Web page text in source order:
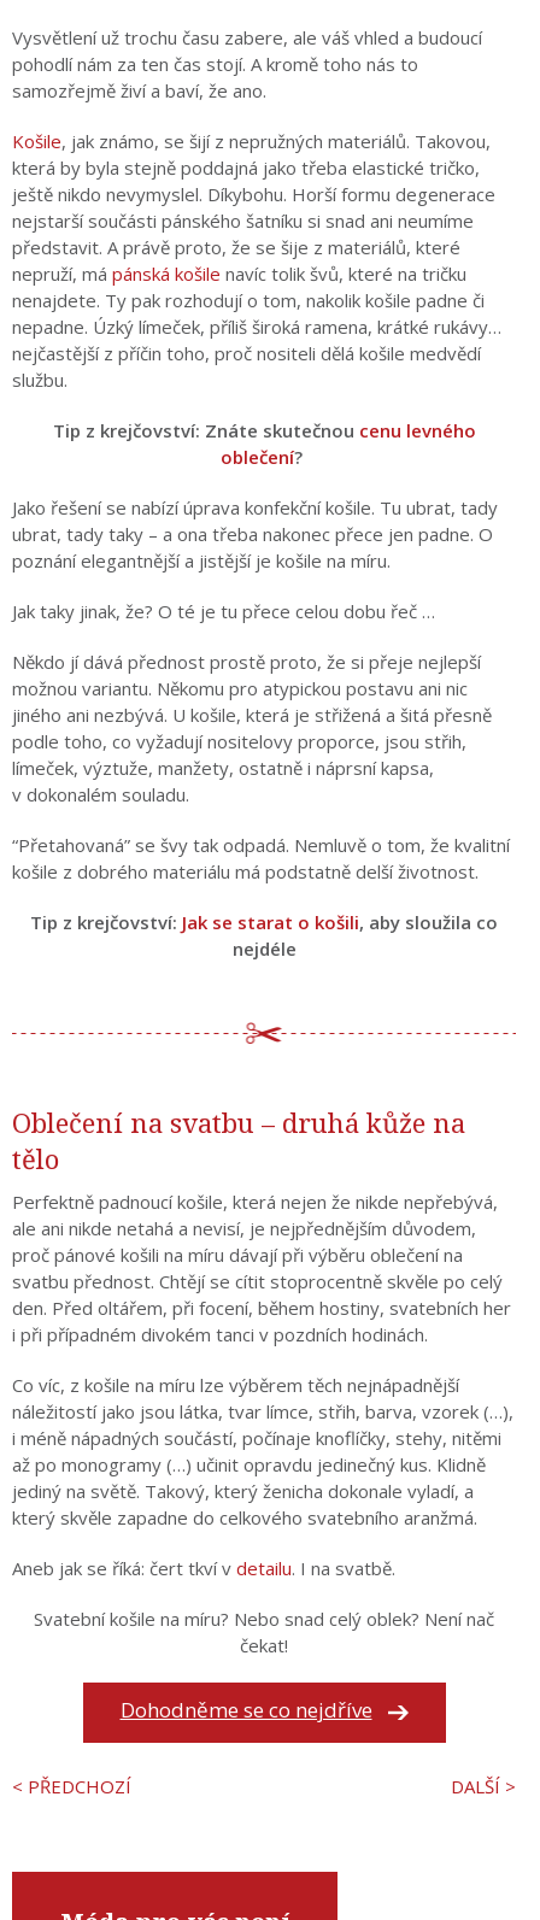
Vysvětlení už trochu času zabere, ale váš vhled a budoucí
pohodlí nám za ten čas stojí. A kromě toho nás to
samozřejmě živí a baví, že ano.
Košile, jak známo, se šijí z nepružných materiálů. Takovou,
která by byla stejně poddajná jako třeba elastické tričko,
ještě nikdo nevymyslel. Díkybohu. Horší formu degenerace
nejstarší součásti pánského šatníku si snad ani neumíme
představit. A právě proto, že se šije z materiálů, které
nepruží, má pánská košile navíc tolik švů, které na tričku
nenajdete. Ty pak rozhodují o tom, nakolik košile padne či
nepadne. Úzký límeček, příliš široká ramena, krátké rukávy…
nejčastější z příčin toho, proč nositeli dělá košile medvědí
službu.
Tip z krejčovství: Znáte skutečnou cenu levného
oblečení?
Jako řešení se nabízí úprava konfekční košile. Tu ubrat, tady
ubrat, tady taky – a ona třeba nakonec přece jen padne. O
poznání elegantnější a jistější je košile na míru.
Jak taky jinak, že? O té je tu přece celou dobu řeč …
Někdo jí dává přednost prostě proto, že si přeje nejlepší
možnou variantu. Někomu pro atypickou postavu ani nic
jiného ani nezbývá. U košile, která je střižená a šitá přesně
podle toho, co vyžadují nositelovy proporce, jsou střih,
límeček, výztuže, manžety, ostatně i náprsní kapsa,
v dokonalém souladu.
“Přetahovaná” se švy tak odpadá. Nemluvě o tom, že kvalitní
košile z dobrého materiálu má podstatně delší životnost.
Tip z krejčovství: Jak se starat o košili, aby sloužila co
nejdéle
Oblečení na svatbu – druhá kůže na
tělo
Perfektně padnoucí košile, která nejen že nikde nepřebývá,
ale ani nikde netahá a nevisí, je nejpřednějším důvodem,
proč pánové košili na míru dávají při výběru oblečení na
svatbu přednost. Chtějí se cítit stoprocentně skvěle po celý
den. Před oltářem, při focení, během hostiny, svatebních her
i při případném divokém tanci v pozdních hodinách.
Co víc, z košile na míru lze výběrem těch nejnápadnější
náležitostí jako jsou látka, tvar límce, střih, barva, vzorek (…),
i méně nápadných součástí, počínaje knoflíčky, stehy, nitěmi
až po monogramy (…) učinit opravdu jedinečný kus. Klidně
jediný na světě. Takový, který ženicha dokonale vyladí, a
který skvěle zapadne do celkového svatebního aranžmá.
Aneb jak se říká: čert tkví v detailu. I na svatbě.
Svatební košile na míru? Nebo snad celý oblek? Není nač
čekat!
Dohodněme se co nejdříve
< PŘEDCHOZÍ DALŠÍ >